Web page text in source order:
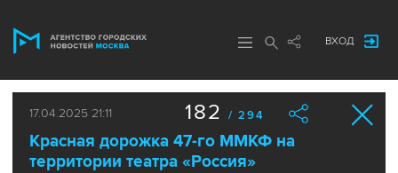
ВХОД
17.04.2025 21:11
Красная дорожка 47-го ММКФ на
территории театра «Россия»
182 / 294